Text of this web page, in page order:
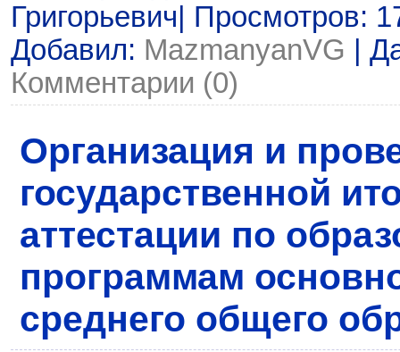
Григорьевич| Просмотров:
Добавил: MazmanyanVG |
Комментарии (0)
Организация и
государственной
аттестации по
программам
среднего общего